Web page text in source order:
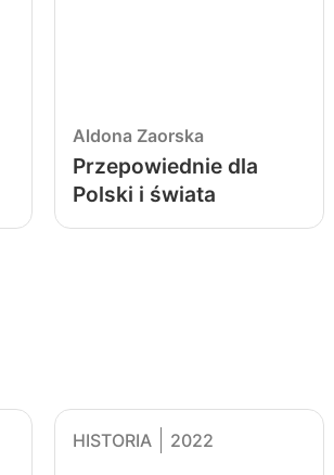
Aldona Zaorska
Przepowiednie dla
Polski i świata
HISTORIA 2022